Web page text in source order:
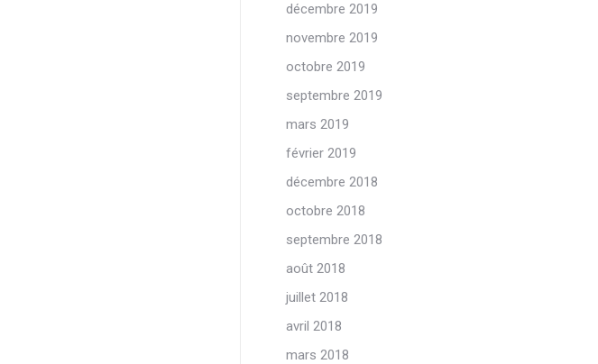
décembre 2019
novembre 2019
octobre 2019
septembre 2019
mars 2019
février 2019
décembre 2018
octobre 2018
septembre 2018
août 2018
juillet 2018
avril 2018
mars 2018